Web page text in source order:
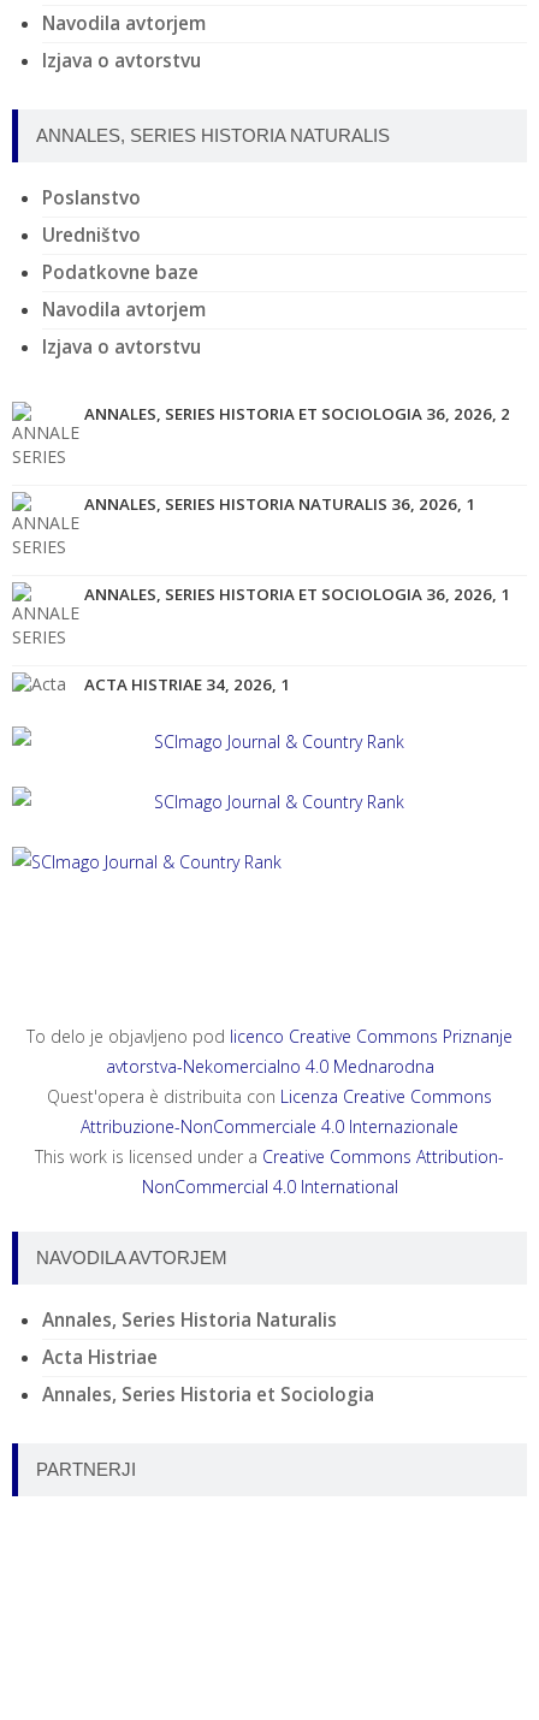
Navodila avtorjem
Izjava o avtorstvu
ANNALES, SERIES HISTORIA NATURALIS
Poslanstvo
Uredništvo
Podatkovne baze
Navodila avtorjem
Izjava o avtorstvu
ANNALES, SERIES HISTORIA ET SOCIOLOGIA 36, 2026, 2
ANNALES, SERIES HISTORIA NATURALIS 36, 2026, 1
ANNALES, SERIES HISTORIA ET SOCIOLOGIA 36, 2026, 1
ACTA HISTRIAE 34, 2026, 1
ANNALES, SERIES HISTORIA ET SOCIOLOGIA 35, 2025, 4
To delo je objavljeno pod licenco Creative Commons Priznanje
avtorstva-Nekomercialno 4.0 Mednarodna
Quest'opera è distribuita con Licenza Creative Commons
Attribuzione-NonCommerciale 4.0 Internazionale
This work is licensed under a Creative Commons Attribution-
NonCommercial 4.0 International
NAVODILA AVTORJEM
Annales, Series Historia Naturalis
Acta Histriae
Annales, Series Historia et Sociologia
PARTNERJI